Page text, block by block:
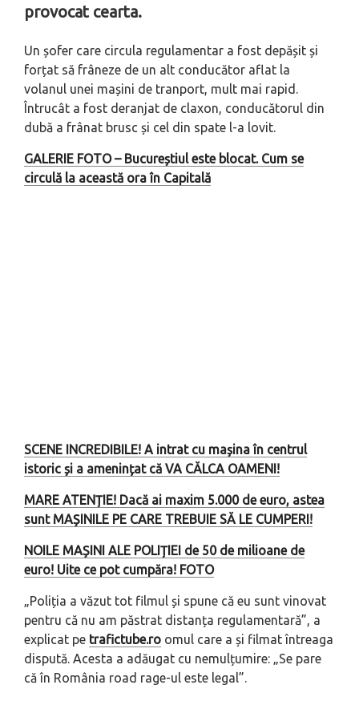
provocat cearta.
Un șofer care circula regulamentar a fost depășit și
forțat să frâneze de un alt conducător aflat la
volanul unei mașini de tranport, mult mai rapid.
Întrucât a fost deranjat de claxon, conducătorul din
dubă a frânat brusc și cel din spate l-a lovit.
GALERIE FOTO – Bucureștiul este blocat. Cum se
circulă la această ora în Capitală
SCENE INCREDIBILE! A intrat cu mașina în centrul
istoric și a amenințat că VA CĂLCA OAMENI!
MARE ATENȚIE! Dacă ai maxim 5.000 de euro, astea
sunt MAȘINILE PE CARE TREBUIE SĂ LE CUMPERI!
NOILE MAȘINI ALE POLIȚIEI de 50 de milioane de
euro! Uite ce pot cumpăra! FOTO
„Poliția a văzut tot filmul și spune că eu sunt vinovat
pentru că nu am păstrat distanța regulamentară”, a
explicat pe trafictube.ro omul care a și filmat întreaga
dispută. Acesta a adăugat cu nemulțumire: „Se pare
că în România road rage-ul este legal”.